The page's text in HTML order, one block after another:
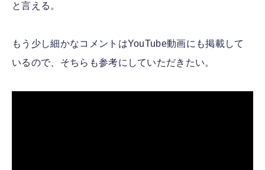
と言える。
もう少し細かなコメントはYouTube動画にも掲載して
いるので、そちらも参考にしていただきたい。